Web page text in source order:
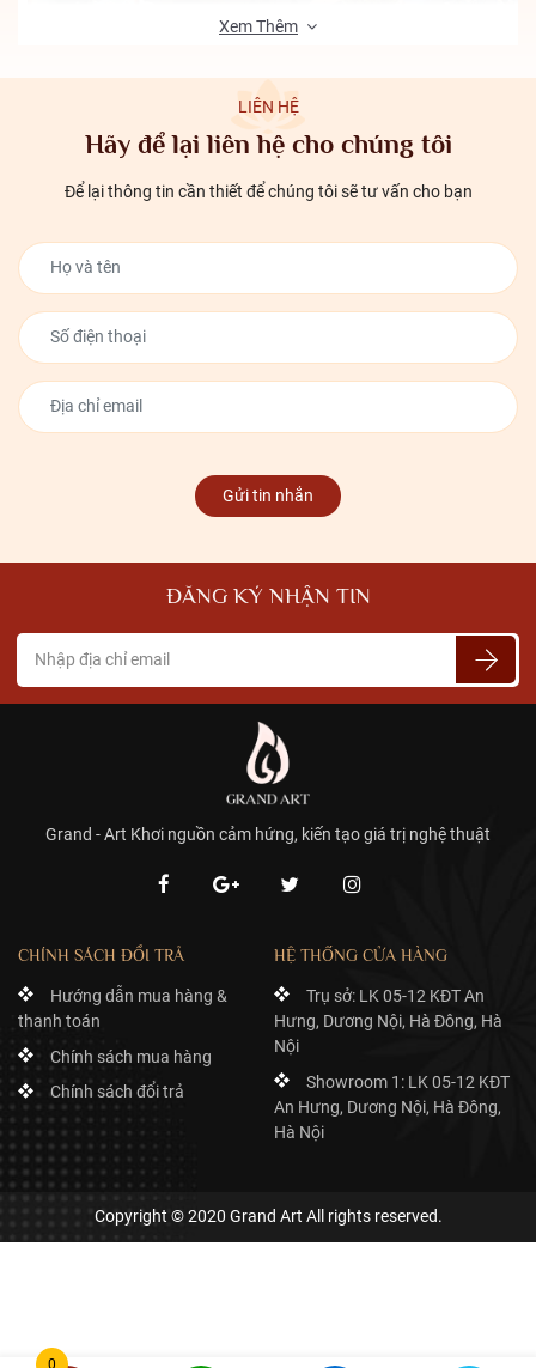
Đồ decor phòng khách
Những giá trị mà đồ decor phòng khách
Phòng khách được xem là bộ mặt của một ngôi nhà. Là nơi các
thành viên thân yêu trong gia đình sum họp. Phòng khách cũng là
đồ decor trang trí phòng khách đẹp sẽ mang lại rất nhiều giá trị về
cả mỹ nghệ quan lẫn các giá trị tinh thần, giúp đem lại một không
gian ấm cúng cũng như tăng thêm tinh thần, sự thư thái thoải mái
cùng nhiều cảm hứng trong công việc, học tập và cuộc sống.
Nghệ thuật decor trang trí phòng khách
Xem Thêm
LIÊN HỆ
Hãy để lại liên hệ cho chúng tôi
Để lại thông tin cần thiết để chúng tôi sẽ tư vấn cho bạn
Gửi tin nhắn
ĐĂNG KÝ NHẬN TIN
Grand - Art Khơi nguồn cảm hứng, kiến tạo giá trị nghệ thuật
CHÍNH SÁCH ĐỔI TRẢ
Hướng dẫn mua hàng &
thanh toán
Chính sách mua hàng
Chính sách đổi trả
HỆ THỐNG CỬA HÀNG
Trụ sở: LK 05-12 KĐT An
Hưng, Dương Nội, Hà Đông, Hà
Nội
Showroom 1: LK 05-12 KĐT
An Hưng, Dương Nội, Hà Đông,
Hà Nội
Copyright © 2020 Grand Art All rights reserved.
0